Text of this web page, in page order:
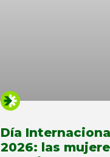
Día
2026: las